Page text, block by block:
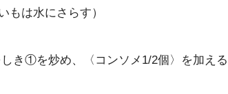
もは水にさらす）
き①を炒め、〈コンソメ1/2個〉を加える